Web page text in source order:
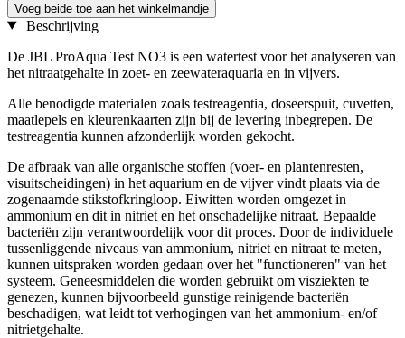
Voeg beide toe aan het winkelmandje
Beschrijving
De JBL ProAqua Test NO3 is een watertest voor het analyseren van
het nitraatgehalte in zoet- en zeewateraquaria en in vijvers.
Alle benodigde materialen zoals testreagentia, doseerspuit, cuvetten,
maatlepels en kleurenkaarten zijn bij de levering inbegrepen. De
testreagentia kunnen afzonderlijk worden gekocht.
De afbraak van alle organische stoffen (voer- en plantenresten,
visuitscheidingen) in het aquarium en de vijver vindt plaats via de
zogenaamde stikstofkringloop. Eiwitten worden omgezet in
ammonium en dit in nitriet en het onschadelijke nitraat. Bepaalde
bacteriën zijn verantwoordelijk voor dit proces. Door de individuele
tussenliggende niveaus van ammonium, nitriet en nitraat te meten,
kunnen uitspraken worden gedaan over het "functioneren" van het
systeem. Geneesmiddelen die worden gebruikt om visziekten te
genezen, kunnen bijvoorbeeld gunstige reinigende bacteriën
beschadigen, wat leidt tot verhogingen van het ammonium- en/of
nitrietgehalte.